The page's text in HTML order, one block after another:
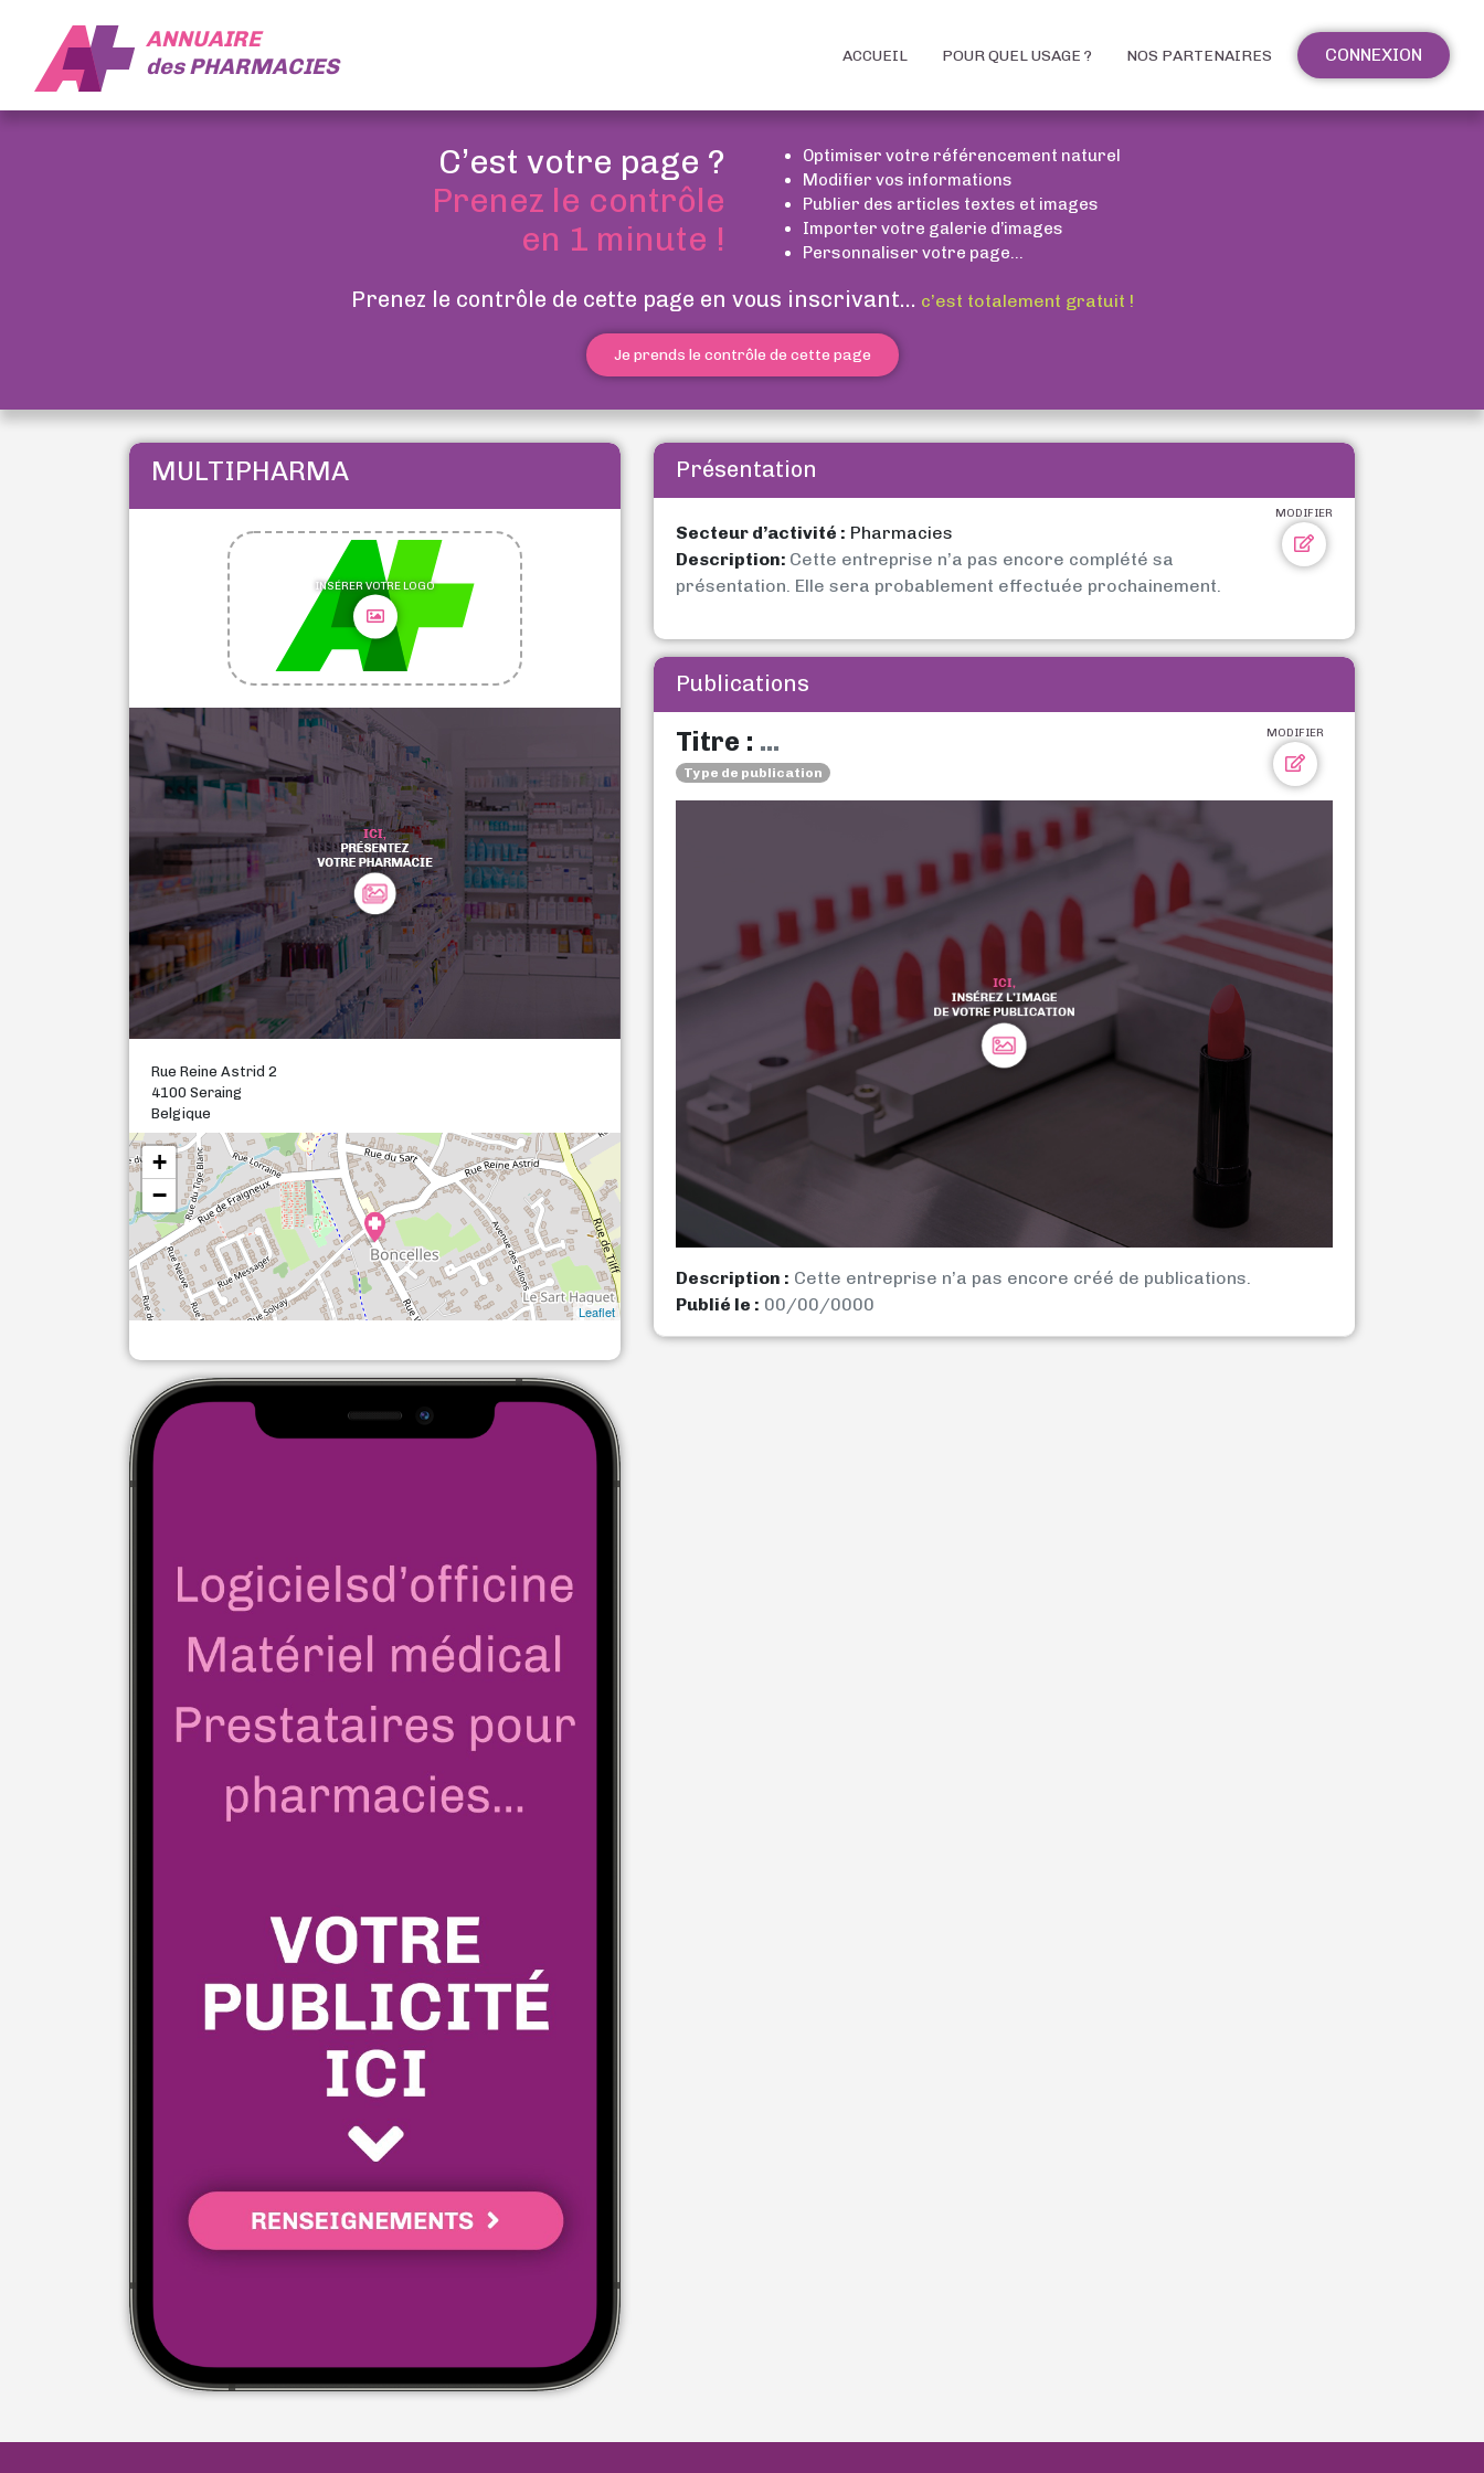
ANNUAIRE
desPHARMACIES ACCUEIL POUR QUEL USAGE ? NOS PARTENAIRES CONNEXION
C’est votre page ?
Prenez le contrôle
en 1 minute !
Optimiser votre référencement naturel
Modifier vos informations
Publier des articles textes et images
Importer votre galerie d’images
Personnaliser votre page...
Prenez le contrôle de cette page en vous inscrivant... c’est totalement gratuit !
Je prends le contrôle de cette page
MULTIPHARMA
INSÉRER VOTRE LOGO
Rue Reine Astrid 2
4100 Seraing
Belgique
+
−
Leaflet
Présentation
MODIFIER
Secteur d’activité : Pharmacies
Description: Cette entreprise n’a pas encore complété sa
présentation. Elle sera probablement effectuée prochainement.
Publications
MODIFIER
Titre : ...
Type de publication
Description : Cette entreprise n’a pas encore créé de publications.
Publié le : 00/00/0000